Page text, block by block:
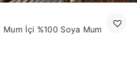
İçi %100 Soya Mum